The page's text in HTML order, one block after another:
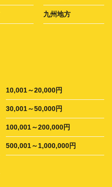
九州地方
10,001～20,000円
30,001～50,000円
100,001～200,000円
500,001～1,000,000円